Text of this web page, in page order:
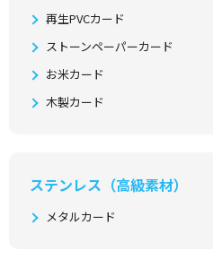
再生PVCカード
ストーンペーパーカード
お米カード
木製カード
ステンレス（高級素材）
メタルカード